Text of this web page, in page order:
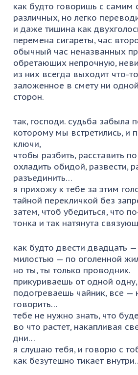
как будто говоришь с самим
различных, но легко
и даже тишина как
перемена сигареты, час
обычный час неназванных
обретающих непрочную,
из них всегда выходит что-
заложенное в смету ни
сторон.
так, господи. судьба забыла
которому мы встретились, и
ключи,
чтобы разбить, расставить
охладить обидой, развести,
разъединить…
я прихожу к тебе за этим
тайной перекличкой без
затем, чтоб убедиться, что
тонка и так натянута
как будто двести двадцать
милостью — по оголенной
но ты, ты только проводник.
прикуриваешь от одной одну,
подогреваешь чайник, все —
говорить…
тебе не нужно знать, что
во что растет, накапливая
дни…
я слушаю тебя, и говорю с
как безутешно тикает